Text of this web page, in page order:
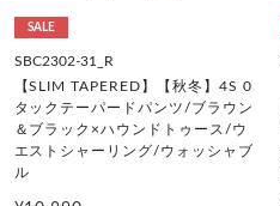
SALE
SBC2302-31_R
【SLIM TAPERED】【秋冬】4S 0
タックテーパードパンツ/ブラウン
＆ブラック×ハウンドトゥース/ウ
エストシャーリング/ウォッシャブ
ル